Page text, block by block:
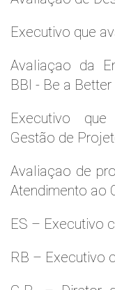
Executivo que
Avaliaçao da
BBI - Be a
Executivo
Gestão de
Avaliaçao de
Atendimento ao
ES – Executivo
RB – Executivo